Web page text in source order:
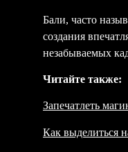
Бали, часто
создания
незабываемых
Читайте также:
Запечатлеть
Как выделиться